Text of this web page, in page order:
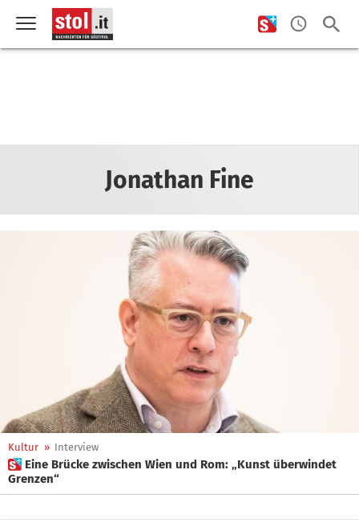
Jonathan Fine
Kultur » Interview
 Eine Brücke zwischen Wien und Rom: „Kunst überwindet
Grenzen“